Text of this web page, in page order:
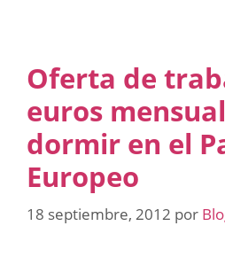
Oferta de
euros
dormir en el
Europeo
18 septiembre, 2012 por